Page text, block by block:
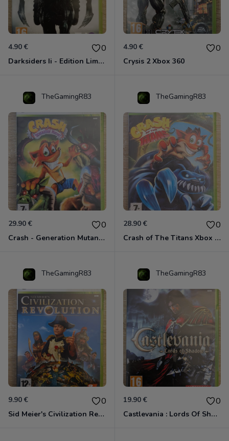
4.90 € 0
Darksiders Ii - Edition Limitée Xbox 360
4.90 € 0
Crysis 2 Xbox 360
TheGamingR83
29.90 € 0
Crash - Generation Mutant Xbox 360
TheGamingR83
28.90 € 0
Crash of The Titans Xbox 360
TheGamingR83
9.90 € 0
Sid Meier's Civilization Revolution Xbox 360
TheGamingR83
19.90 € 0
Castlevania : Lords Of Shadow Xbox 360